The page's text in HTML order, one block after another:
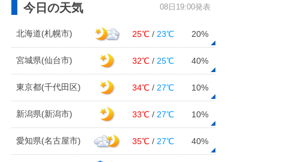
今日の天気 08日19:00発表
北海道(札幌市) 25℃ / 23℃ 20%
宮城県(仙台市) 32℃ / 25℃ 40%
東京都(千代田区) 34℃ / 27℃ 10%
新潟県(新潟市) 33℃ / 27℃ 10%
愛知県(名古屋市) 35℃ / 27℃ 40%